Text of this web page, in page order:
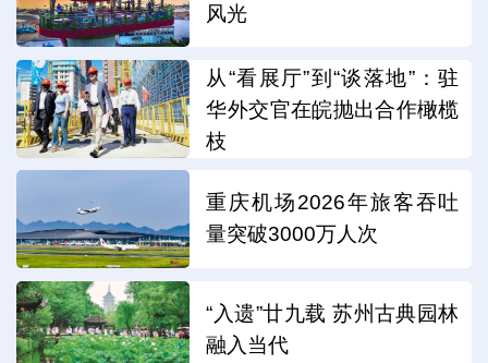
风光
从“看展厅”到“谈落地”：驻
华外交官在皖抛出合作橄榄
枝
重庆机场2026年旅客吞吐
量突破3000万人次
“入遗”廿九载 苏州古典园林
融入当代